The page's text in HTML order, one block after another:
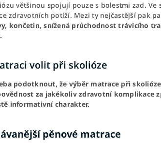
většinou spojují pouze s bolestmi zad.
zdravotních potíží. Mezi ty nejčastější pak
končetin, snížená průchodnost trávicího
volit při skolióze
podotknout, že výběr matrace při
za jakékoliv zdravotní komplikace
informativní charakter.
pěnové matrace